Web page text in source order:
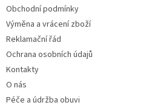
Obchodní podmínky
Výměna a vrácení zboží
Reklamační řád
Ochrana osobních údajů
Kontakty
O nás
Péče a údržba obuvi